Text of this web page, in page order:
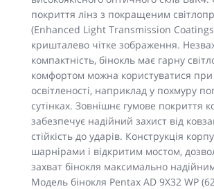
покриття лінз з покращеним
(Enhanced Light Transmission
кришталево чітке зображення.
компактність, бінокль має гарну
комфортом можна користуватися при
освітленості, наприклад у похмуру
сутінках. Зовнішнє гумове покриття
забезпечує надійний захист від
стійкість до ударів. Конструкція
шарнірами і відкритим мостом,
захват бінокля максимально
Модель бінокля Pentax AD 9X32 WP